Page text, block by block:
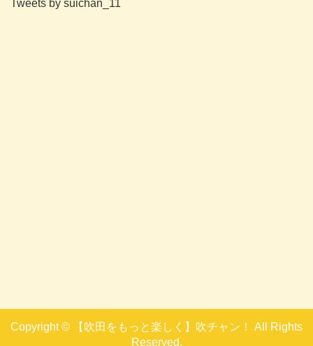
Tweets by suichan_11
Copyright © 【吹田をもっと楽しく】吹チャン！ All Rights
Reserved.